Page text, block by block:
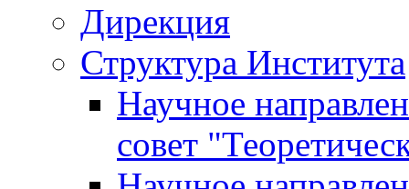
Дирекция
Структура Института
Научное
совет